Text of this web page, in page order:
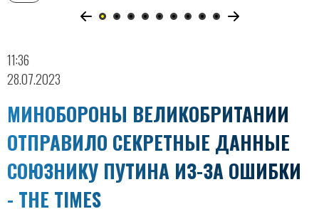
11:36
28.07.2023
МИНОБОРОНЫ ВЕЛИКОБРИТАНИИ
ОТПРАВИЛО СЕКРЕТНЫЕ ДАННЫЕ
СОЮЗНИКУ ПУТИНА ИЗ-ЗА ОШИБКИ
- THE TIMES